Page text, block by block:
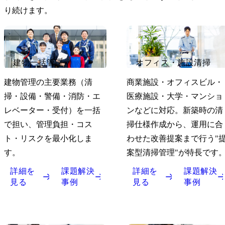
り続けます。
建物一括管理
建物管理の主要業務（清
掃・設備・警備・消防・エ
レベーター・受付）を一括
で担い、管理負担・コス
ト・リスクを最小化しま
す。
詳細を
見る
課題解決
事例
オフィス・施設清掃
商業施設・オフィスビル・
医療施設・大学・マンショ
ンなどに対応。新築時の清
掃仕様作成から、運用に合
わせた改善提案まで行う"
案型清掃管理"が特長です
詳細を
見る
課題解決
事例